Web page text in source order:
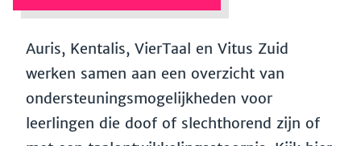
Auris, Kentalis, VierTaal en Vitus Zuid
werken samen aan een overzicht van
ondersteuningsmogelijkheden voor
leerlingen die doof of slechthorend zijn of